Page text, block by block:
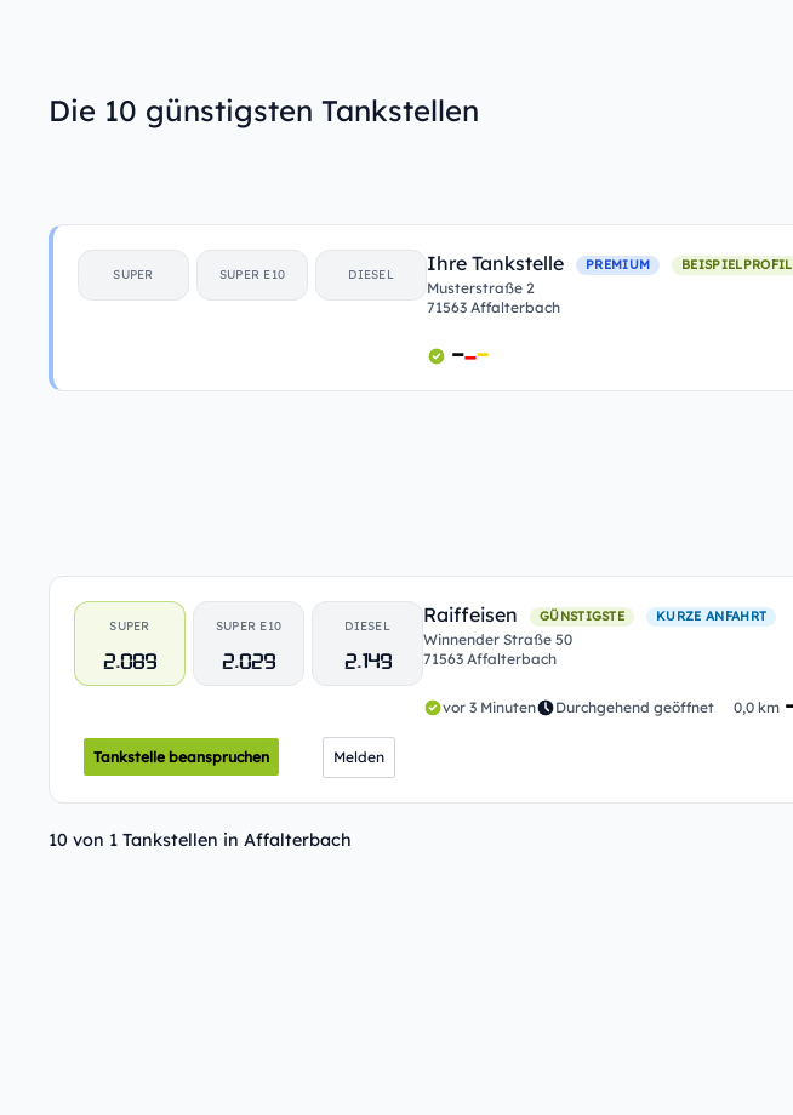
Die 10 günstigsten Tankstellen
SUPER SUPER E10 DIESEL Ihre Tankstelle PREMIUM BEISPIELPROFIL
Musterstraße 2
71563 Affalterbach
SUPER
2.089
SUPER E10
2.029
DIESEL
2.149
Raiffeisen GÜNSTIGSTE KURZE ANFAHRT
Winnender Straße 50
71563 Affalterbach
vor 3 Minuten Durchgehend geöffnet 0,0 km
Tankstelle beanspruchen Melden
10 von 1 Tankstellen in Affalterbach